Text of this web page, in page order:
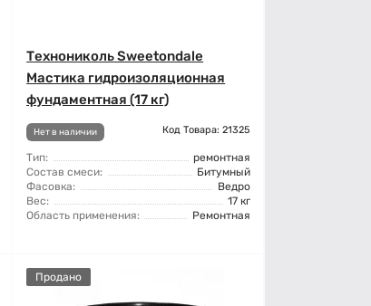
Технониколь Sweetondale
Мастика гидроизоляционная
фундаментная (17 кг)
Нет в наличии Код Товара: 21325
Тип:
ремонтная
Состав смеси:
Битумный
Фасовка:
Ведро
Вес:
17 кг
Область применения:
Ремонтная
Продано